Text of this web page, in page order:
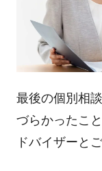
最後の個別相
づらかったこ
ドバイザーと